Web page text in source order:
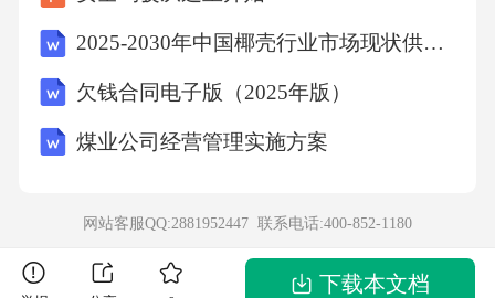
病，并简述其病因及治疗原则。
2.根据材料二，分析该患者牙齿美白效果不佳的
五、论述题（本大题共1小题，共20分）
2025-2030年中国椰壳行业市场现状供需分析及投资评估规划分析研究报告
欠钱合同电子版（2025年版）
煤业公司经营管理实施方案
网站客服QQ:2881952447 联系电话:400-852-1180
下载本文档